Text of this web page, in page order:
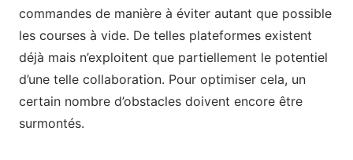
commandes de manière à éviter autant que possible
les courses à vide. De telles plateformes existent
déjà mais n’exploitent que partiellement le potentiel
d’une telle collaboration. Pour optimiser cela, un
certain nombre d’obstacles doivent encore être
surmontés.